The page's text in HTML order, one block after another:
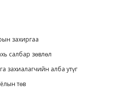
захиргаа
салбар зөвлөл
захиалагчийн алба утүг
төв